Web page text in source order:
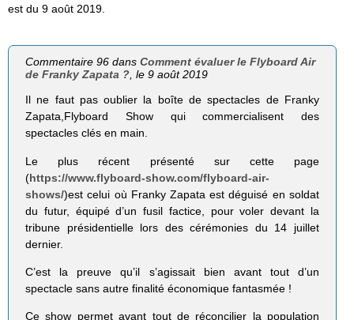
est du 9 août 2019.
Commentaire 96 dansComment évaluer le Flyboard Air
de Franky Zapata ?, le 9 août 2019
Il ne faut pas oublier la boîte de spectacles de Franky
Zapata,Flyboard Show qui commercialisent des
spectacles clés en main.
Le plus récent présenté sur cette page
(https://www.flyboard-show.com/flyboard-air-
shows/)est celui où Franky Zapata est déguisé en soldat
du futur, équipé d’un fusil factice, pour voler devant la
tribune présidentielle lors des cérémonies du 14 juillet
dernier.
C’est la preuve qu’il s’agissait bien avant tout d’un
spectacle sans autre finalité économique fantasmée !
Ce show permet avant tout de réconcilier la population